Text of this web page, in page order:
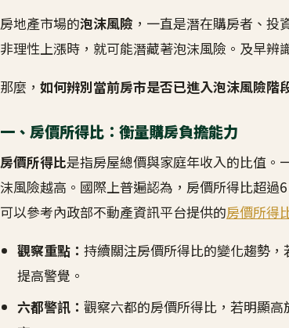
房地產市場的泡沫風險 ，一直是潛在購房者、
非理性上漲時，就可能潛藏著泡沫風險。及早辨
那麼， 如何辨別當前房市是否已進入泡沫風險階
一、房價所得比：衡量購房負擔能力
房價所得比是指房屋總價與家庭年收入的比值。
沫風險越高。國際上普遍認為，房價所得比超過
可以參考內政部不動產資訊平台提供的房價所得
觀察重點：持續關注房價所得比的變化趨勢
提高警覺。
六都警訊：觀察六都的房價所得比，若明顯